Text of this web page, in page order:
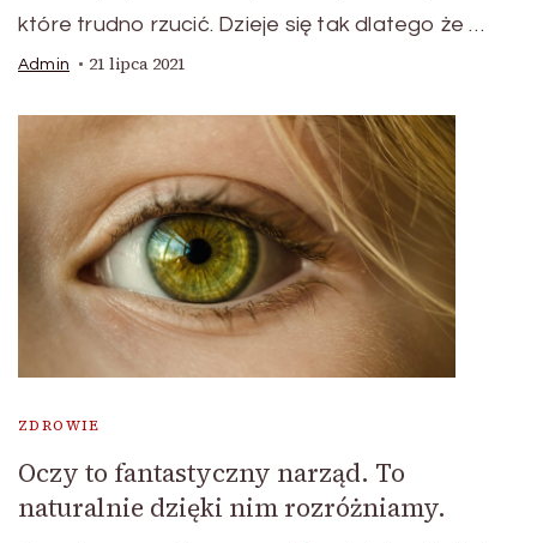
które trudno rzucić. Dzieje się tak dlatego że …
Admin 21 lipca 2021
ZDROWIE
Oczy to fantastyczny narząd. To
naturalnie dzięki nim rozróżniamy.